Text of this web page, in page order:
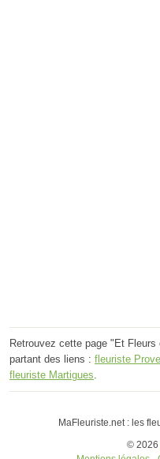
Retrouvez cette page "Et
partant des liens : fleuriste
fleuriste Martigues
MaFleuriste.net : les
© 2026